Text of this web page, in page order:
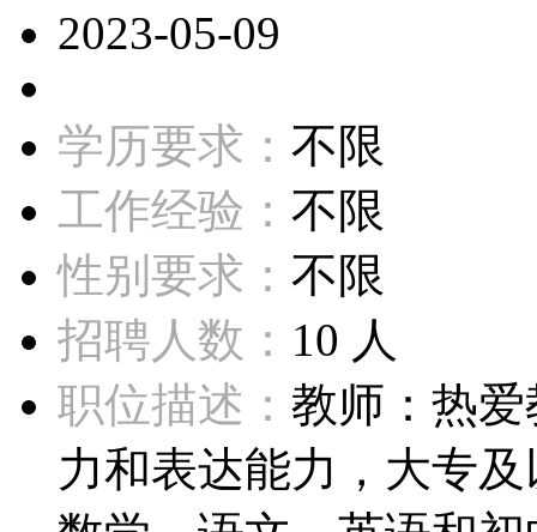
2023-05-09
学历要求： 不限
工作经验： 不限
性别要求： 不限
招聘人数： 10 人
职位描述： 教师：热
力和表达能力，大专